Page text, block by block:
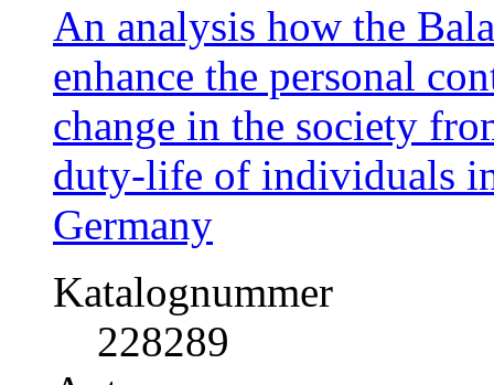
An analysis how the
enhance the personal
change in the society
duty-life of individuals
Germany
Katalognummer
228289